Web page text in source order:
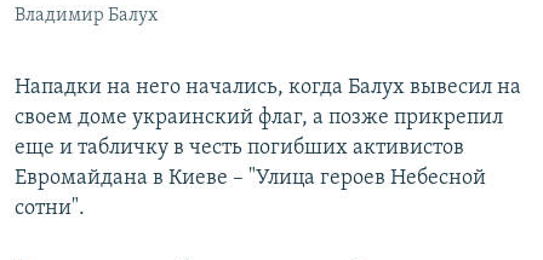
Владимир Балух
Нападки на него начались, когда Балух вывесил на
своем доме украинский флаг, а позже прикрепил
еще и табличку в честь погибших активистов
Евромайдана в Киеве – "Улица героев Небесной
сотни".